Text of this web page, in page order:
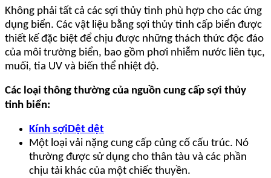
Không phải tất cả các sợi thủy tinh phù hợp cho các ứng
dụng biển. Các vật liệu bằng sợi thủy tinh cấp biển được
thiết kế đặc biệt để chịu được những thách thức độc đáo
của môi trường biển, bao gồm phơi nhiễm nước liên tục,
muối, tia UV và biến thể nhiệt độ.
Các loại thông thường của nguồn cung cấp sợi thủy
tinh biển:
Kính sợiDệt dệt
Một loại vải nặng cung cấp củng cố cấu trúc. Nó
thường được sử dụng cho thân tàu và các phần
chịu tải khác của một chiếc thuyền.